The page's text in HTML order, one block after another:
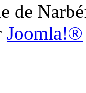
de
Joomla!®